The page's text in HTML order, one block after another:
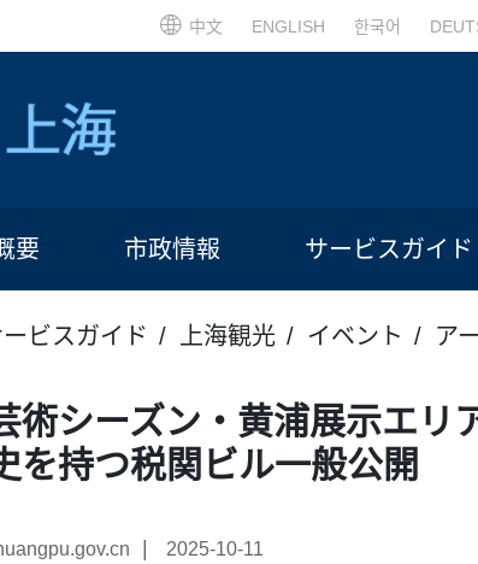
中文 ENGLISH 한국어
要 市政情報 サービスガイド
ビスガイド 上海観光 イベント ア
術シーズン・黄浦展示エ
を持つ税関ビル一般公開
2025-10-11